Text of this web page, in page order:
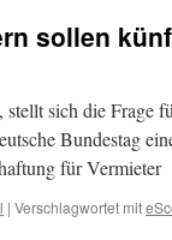
sollen
sich die Frage
Bundestag
für Vermieter
| Verschlagwortet mit